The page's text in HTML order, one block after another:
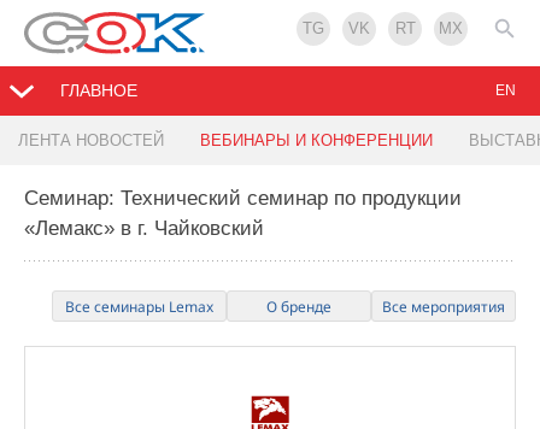
TG VK RT MX
ГЛАВНОЕ
ЛЕНТА НОВОСТЕЙ ВЕБИНАРЫ И КОНФЕРЕНЦИИ
EN
Семинар: Технический семинар по продукции
«Лемакс» в г. Чайковский
Все семинары Lemax О бренде Все мероприятия